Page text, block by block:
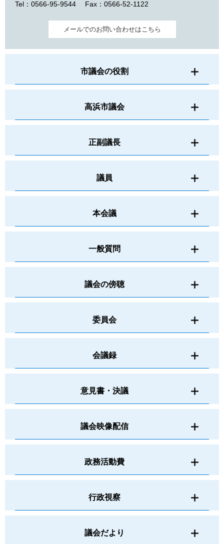
Tel：0566-95-9544 Fax：0566-52-1122
メールでのお問い合わせはこちら
市議会の役割
高浜市議会
正副議長
議員
本会議
一般質問
議会の傍聴
委員会
会議録
意見書・決議
議会映像配信
政務活動費
行政視察
議会だより